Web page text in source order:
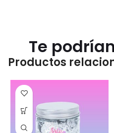
Te
Productos